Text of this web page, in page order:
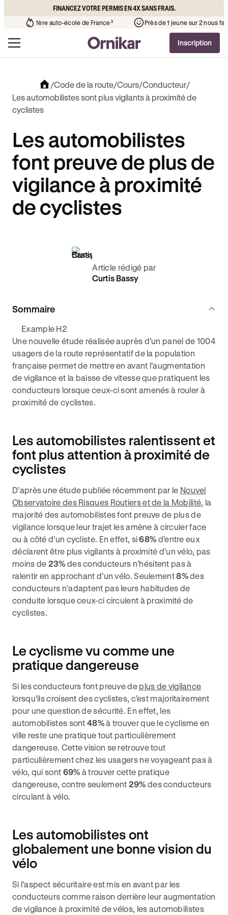
FINANCEZ VOTRE PERMIS EN 4X SANS FRAIS.
que l’auto-école de votre quartier¹ 1ère auto-école de France³
Inscription
/Code de la route/Cours/Conducteur/
Les automobilistes sont plus vigilants à proximité de
cyclistes
Les automobilistes
font preuve de plus de
vigilance à proximité
de cyclistes
Article rédigé par
Curtis Bassy
Sommaire
Example H2
Une nouvelle étude réalisée auprès d’un panel de 1004
usagers de la route représentatif de la population
française permet de mettre en avant l’augmentation
de vigilance et la baisse de vitesse que pratiquent les
conducteurs lorsque ceux-ci sont amenés à rouler à
proximité de cyclistes.
Les automobilistes ralentissent et
font plus attention à proximité de
cyclistes
D’après une étude publiée récemment par le Nouvel
Observatoire des Risques Routiers et de la Mobilité, la
majorité des automobilistes font preuve de plus de
vigilance lorsque leur trajet les amène à circuler face
ou à côté d’un cycliste. En effet, si68% d’entre eux
déclarent être plus vigilants à proximité d’un vélo, pas
moins de 23% des conducteurs n’hésitent pas à
ralentir en approchant d’un vélo. Seulement8%des
conducteurs n’adaptent pas leurs habitudes de
conduite lorsque ceux-ci circulent à proximité de
cyclistes.
Le cyclisme vu comme une
pratique dangereuse
Si les conducteurs font preuve de plus de vigilance
lorsqu’ils croisent des cyclistes, c’est majoritairement
pour une question de sécurité. En effet, les
automobilistes sont48%à trouver que le cyclisme en
ville reste une pratique tout particulièrement
dangereuse. Cette vision se retrouve tout
particulièrement chez les usagers ne voyageant pas à
vélo, qui sont 69% à trouver cette pratique
dangereuse, contre seulement 29% des conducteurs
circulant à vélo.
Les automobilistes ont
globalement une bonne vision du
vélo
Si l’aspect sécuritaire est mis en avant par les
conducteurs comme raison derrière leur augmentation
de vigilance à proximité de vélos, les automobilistes